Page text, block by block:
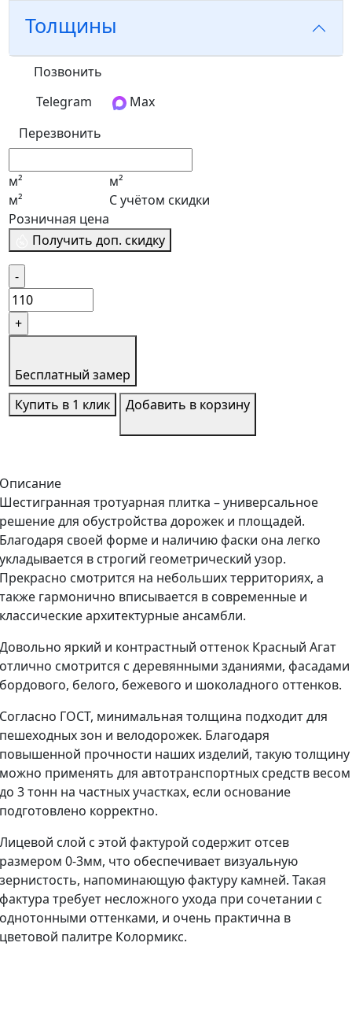
Толщины
Позвонить
Telegram
Max
Перезвонить
м²
м²
Розничная цена
м²
С учётом скидки
Получить доп. скидку
Бесплатный замер
Купить в 1 клик
Добавить в корзину
Описание
Шестигранная тротуарная плитка – универсальное
решение для обустройства дорожек и площадей.
Благодаря своей форме и наличию фаски она легко
укладывается в строгий геометрический узор.
Прекрасно смотрится на небольших территориях, а
также гармонично вписывается в современные и
классические архитектурные ансамбли.
Довольно яркий и контрастный оттенок Красный Агат
отлично смотрится с деревянными зданиями, фасадами
бордового, белого, бежевого и шоколадного оттенков.
Согласно ГОСТ, минимальная толщина подходит для
пешеходных зон и велодорожек. Благодаря
повышенной прочности наших изделий, такую толщину
можно применять для автотранспортных средств весом
до 3 тонн на частных участках, если основание
подготовлено корректно.
Лицевой слой с этой фактурой содержит отсев
размером 0-3мм, что обеспечивает визуальную
зернистость, напоминающую фактуру камней. Такая
фактура требует несложного ухода при сочетании с
однотонными оттенками, и очень практична в
цветовой палитре Колормикс.